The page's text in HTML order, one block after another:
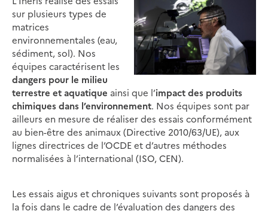
sur plusieurs types de
matrices
environnementales (eau,
sédiment, sol). Nos
équipes caractérisent les
dangers pour le milieu
terrestre et aquatique ainsi que l’impact des produits
chimiques dans l’environnement. Nos équipes sont par
ailleurs en mesure de réaliser des essais conformément
au bien-être des animaux (Directive 2010/63/UE), aux
lignes directrices de l’OCDE et d’autres méthodes
normalisées à l’international (ISO, CEN).
Les essais aigus et chroniques suivants sont proposés à
la fois dans le cadre de l’évaluation des dangers des